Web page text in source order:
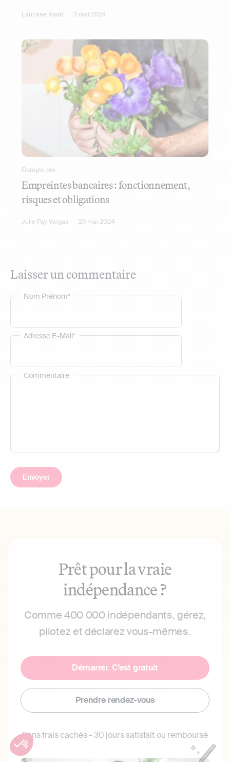
Lauriane Kadri 3 mai 2024
Compte pro
Empreintes bancaires : fonctionnement,
risques et obligations
Julie Pay Vargas 29 mai 2024
Laisser un commentaire
Commentaire
Nom Prénom*
Adresse E-Mail*
Prêt pour la vraie
indépendance ?
Comme 400 000 indépendants, gérez,
pilotez et déclarez vous-mêmes.
Démarrer. C'est gratuit
Prendre rendez-vous
Sans frais cachés - 30 jours satisfait ou remboursé